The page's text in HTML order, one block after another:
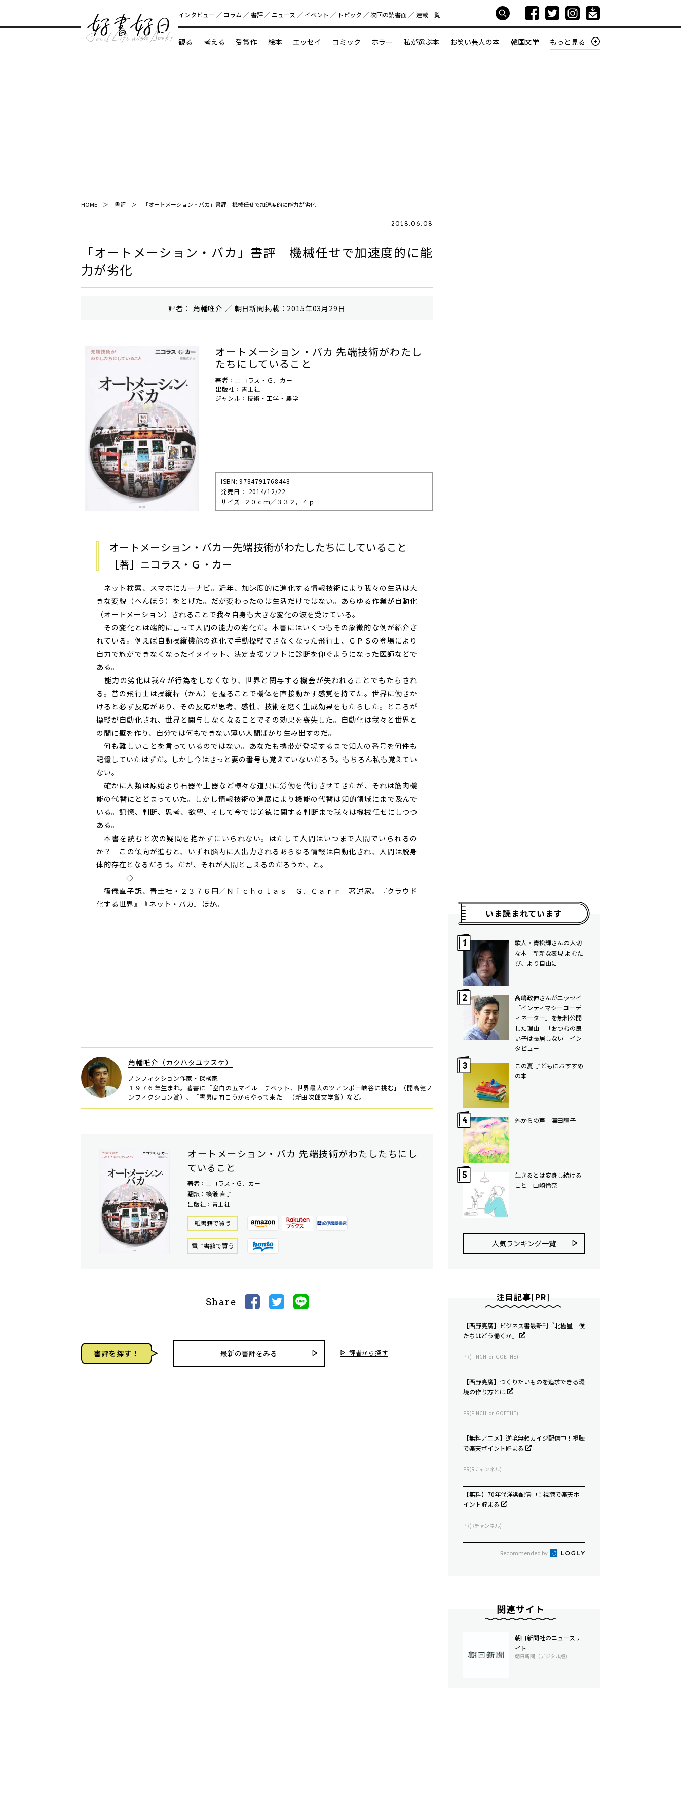
好書好日
インタビュー コラム 書評 ニュース イベント トピック 次回の読書⾯ 連載一覧
観る 考える 受賞作 絵本 エッセイ コミック ホラー 私が選ぶ本 お笑い芸人の本 韓国文学 もっと見る
HOME 書評 「オートメーション・バカ」書評 機械任せで加速度的に能力が劣化
2018.06.08
「オートメーション・バカ」書評 機械任せで加速度的に能
力が劣化
評者： 角幡唯介 ／ 朝⽇新聞掲載：2015年03月29日
オートメーション・バカ 先端技術がわたし
たちにしていること
著者：ニコラス・Ｇ．カー
出版社：青土社
ジャンル：技術・工学・農学
ISBN: 9784791768448
発売⽇： 2014/12/22
サイズ: ２０ｃｍ／３３２，４ｐ
オートメーション・バカ―先端技術がわたしたちにしていること
［著］ニコラス・Ｇ・カー
ネット検索、スマホにカーナビ。近年、加速度的に進化する情報技術により我々の生活は大
きな変貌（へんぼう）をとげた。だが変わったのは生活だけではない。あらゆる作業が自動化
（オートメーション）されることで我々自身も大きな変化の波を受けている。
その変化とは端的に言って人間の能力の劣化だ。本書にはいくつもその象徴的な例が紹介さ
れている。例えば自動操縦機能の進化で手動操縦できなくなった飛行士、ＧＰＳの登場により
自力で旅ができなくなったイヌイット、決定支援ソフトに診断を仰ぐようになった医師などで
ある。
能力の劣化は我々が行為をしなくなり、世界と関与する機会が失われることでもたらされ
る。昔の飛行士は操縦桿（かん）を握ることで機体を直接動かす感覚を持てた。世界に働きか
けると必ず反応があり、その反応が思考、感性、技術を磨く生成効果をもたらした。ところが
操縦が自動化され、世界と関与しなくなることでその効果を喪失した。自動化は我々と世界と
の間に壁を作り、自分では何もできない薄い人間ばかり生み出すのだ。
何も難しいことを言っているのではない。あなたも携帯が登場するまで知人の番号を何件も
記憶していたはずだ。しかし今はきっと妻の番号も覚えていないだろう。もちろん私も覚えてい
ない。
確かに人類は原始より石器や土器など様々な道具に労働を代行させてきたが、それは筋肉機
能の代替にとどまっていた。しかし情報技術の進展により機能の代替は知的領域にまで及んで
いる。記憶、判断、思考、欲望、そして今では道徳に関する判断まで我々は機械任せにしつつ
ある。
本書を読むと次の疑問を抱かずにいられない。はたして人間はいつまで人間でいられるの
か？ この傾向が進むと、いずれ脳内に入出力されるあらゆる情報は自動化され、人間は脱身
体的存在となるだろう。だが、それが人間と言えるのだろうか、と。
◇
篠儀直子訳、青土社・２３７６円／Ｎｉｃｈｏｌａｓ Ｇ．Ｃａｒｒ 著述家。『クラウド
化する世界』『ネット・バカ』ほか。
角幡唯介（カクハタユウスケ）
ノンフィクション作家・探検家
１９７６年生まれ。著書に「空白の五マイル チベット、世界最大のツアンポー峡谷に挑む」（開高健ノ
ンフィクション賞）、「雪男は向こうからやって来た」（新田次郎文学賞）など。
オートメーション・バカ 先端技術がわたしたちにし
ていること
著者：ニコラス・Ｇ．カー
翻訳：篠儀 直子
出版社：青土社
紙書籍で買う
電⼦書籍で買う
Share
書評を探す！ 最新の書評をみる 評者から探す
いま読まれています
歌人・青松輝さんの大切
な本 斬新な表現 よむた
び、より自由に
髙嶋政伸さんがエッセイ
「インティマシーコーデ
ィネーター」を無料公開
した理由 「おつむの良
い子は長居しない」イン
タビュー
この夏 子どもにおすすめ
の本
外からの声 澤田瞳子
生きるとは変身し続ける
こと 山崎怜奈
人気ランキング⼀覧
注目記事[PR]
【西野亮廣】ビジネス書最新刊『北極星 僕
たちはどう働くか』
PR(FINCHI on GOETHE)
【西野亮廣】つくりたいものを追求できる環
境の作り方とは
PR(FINCHI on GOETHE)
【無料アニメ】逆境無頼カイジ配信中！視聴
で楽天ポイント貯まる
PR(Rチャンネル)
【無料】70年代洋楽配信中！視聴で楽天ポ
イント貯まる
PR(Rチャンネル)
Recommended by
関連サイト
朝日新聞社のニュースサ
イト
朝日新聞（デジタル版）